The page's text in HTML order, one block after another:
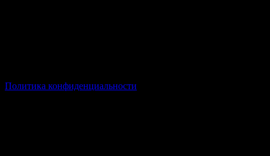
Политика конфиденциальности